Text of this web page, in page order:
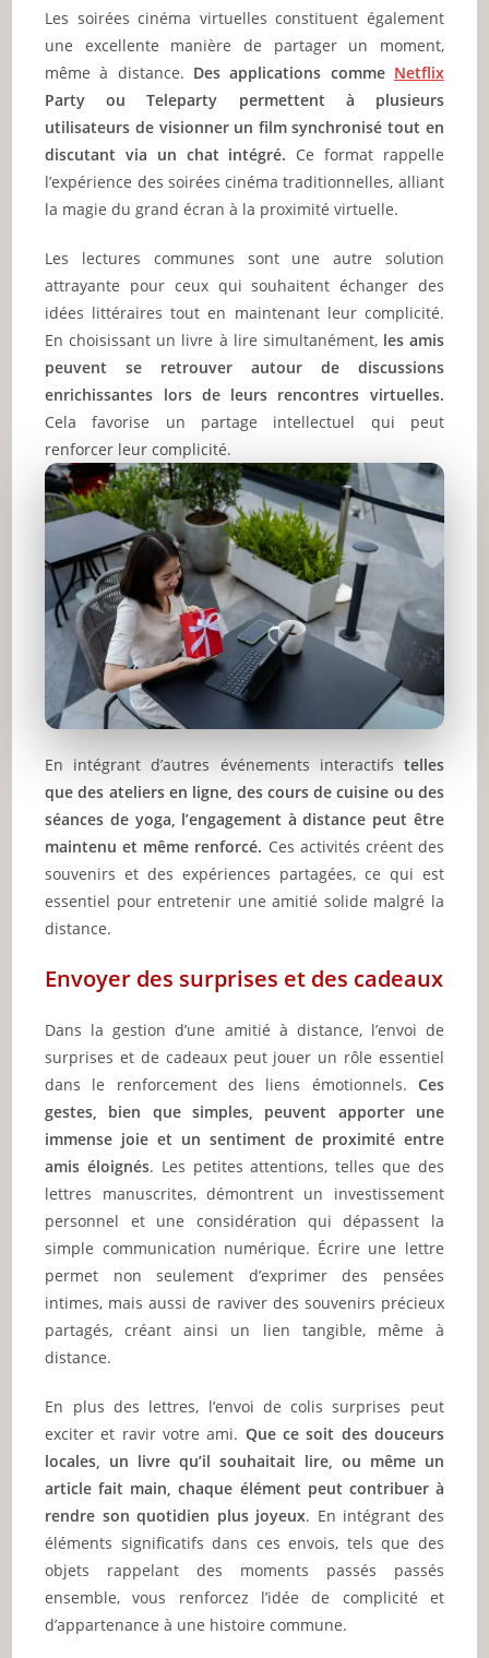
Les soirées cinéma virtuelles constituent également
une excellente manière de partager un moment,
même à distance. Des applications comme Netflix
Party ou Teleparty permettent à plusieurs
utilisateurs de visionner un film synchronisé tout en
discutant via un chat intégré. Ce format rappelle
l’expérience des soirées cinéma traditionnelles, alliant
la magie du grand écran à la proximité virtuelle.
Les lectures communes sont une autre solution
attrayante pour ceux qui souhaitent échanger des
idées littéraires tout en maintenant leur complicité.
En choisissant un livre à lire simultanément, les amis
peuvent se retrouver autour de discussions
enrichissantes lors de leurs rencontres virtuelles.
Cela favorise un partage intellectuel qui peut
renforcer leur complicité.
En intégrant d’autres événements interactifs telles
que des ateliers en ligne, des cours de cuisine ou des
séances de yoga, l’engagement à distance peut être
maintenu et même renforcé. Ces activités créent des
souvenirs et des expériences partagées, ce qui est
essentiel pour entretenir une amitié solide malgré la
distance.
Envoyer des surprises et des cadeaux
Dans la gestion d’une amitié à distance, l’envoi de
surprises et de cadeaux peut jouer un rôle essentiel
dans le renforcement des liens émotionnels. Ces
gestes, bien que simples, peuvent apporter une
immense joie et un sentiment de proximité entre
amis éloignés. Les petites attentions, telles que des
lettres manuscrites, démontrent un investissement
personnel et une considération qui dépassent la
simple communication numérique. Écrire une lettre
permet non seulement d’exprimer des pensées
intimes, mais aussi de raviver des souvenirs précieux
partagés, créant ainsi un lien tangible, même à
distance.
En plus des lettres, l’envoi de colis surprises peut
exciter et ravir votre ami. Que ce soit des douceurs
locales, un livre qu’il souhaitait lire, ou même un
article fait main, chaque élément peut contribuer à
rendre son quotidien plus joyeux. En intégrant des
éléments significatifs dans ces envois, tels que des
objets rappelant des moments passés passés
ensemble, vous renforcez l’idée de complicité et
d’appartenance à une histoire commune.